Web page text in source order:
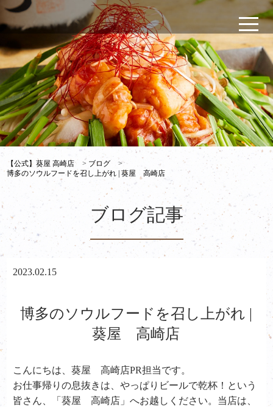
【公式】葵屋 高崎店 > ブログ
>
博多のソウルフードを召し上がれ | 葵屋 高崎店
ブログ記事
2023.02.15
博多のソウルフードを召し上がれ |
葵屋 高崎店
こんにちは、葵屋 高崎店PR担当です。
お仕事帰りの息抜きは、やっぱりビールで乾杯！という
皆さん、「葵屋 高崎店」へお越しください。当店は、